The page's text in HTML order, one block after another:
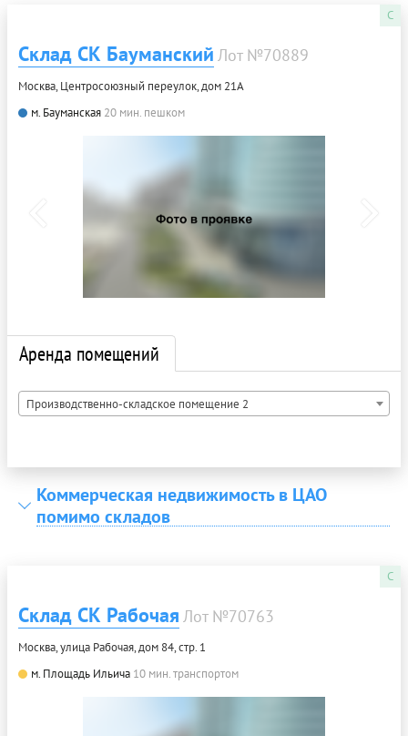
C
Склад СК Бауманский Лот №70889
Москва, Центросоюзный переулок, дом 21А
м. Бауманская 20 мин. пешком
Аренда помещений
Производственно-складское помещение 2
Коммерческая недвижимость в ЦАО
помимо складов
C
Склад СК Рабочая Лот №70763
Москва, улица Рабочая, дом 84, стр. 1
м. Площадь Ильича 10 мин. транспортом